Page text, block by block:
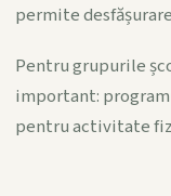
permite
Pentru grupurile
important:
pentru activitate